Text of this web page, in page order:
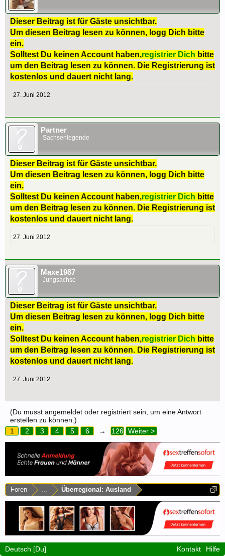
Dieser Beitrag ist für Gäste unsichtbar.
Um diesen Beitrag lesen zu können, logg Dich bitte
ein.
Solltest Du keinen Account haben,registrier Dich bitte
um den Beitrag lesen zu können. Die Registrierung ist
kostenlos und dauert nicht lang.
27. Juni 2012
Partner
Sachsenlegende
Dieser Beitrag ist für Gäste unsichtbar.
Um diesen Beitrag lesen zu können, logg Dich bitte
ein.
Solltest Du keinen Account haben,registrier Dich bitte
um den Beitrag lesen zu können. Die Registrierung ist
kostenlos und dauert nicht lang.
27. Juni 2012
Maxe1987
Jungsachse
Dieser Beitrag ist für Gäste unsichtbar.
Um diesen Beitrag lesen zu können, logg Dich bitte
ein.
Solltest Du keinen Account haben,registrier Dich bitte
um den Beitrag lesen zu können. Die Registrierung ist
kostenlos und dauert nicht lang.
27. Juni 2012
(Du musst angemeldet oder registriert sein, um eine Antwort
erstellen zu können.)
1
2 3 4 5 6 → 126 Weiter >
Foren ... Überregional: Ausland
Deutsch [Du] Kontakt Hilfe